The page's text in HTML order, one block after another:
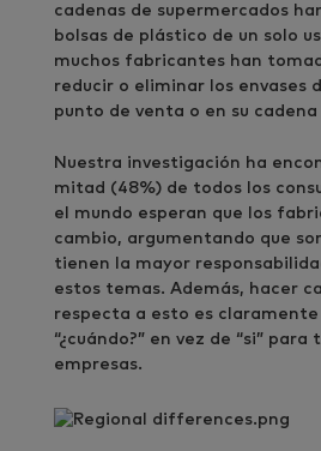
cadenas de supermercados
bolsas de plástico de un solo
muchos fabricantes han
reducir o eliminar los envases
punto de venta o en su
Nuestra investigación ha
mitad (48%) de todos los
el mundo esperan que los
cambio, argumentando que
tienen la mayor
estos temas. Además, hacer
respecta a esto es claramente
“¿cuándo?” en vez de “si” para
empresas.